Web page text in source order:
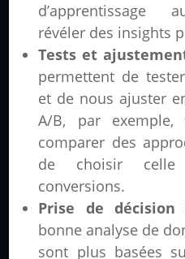
d’apprentissage
révéler des insights
Tests et
permettent de
et de nous ajuster
A/B, par exemple,
comparer des
de choisir
conversions.
Prise de décision
bonne analyse de
sont plus basées